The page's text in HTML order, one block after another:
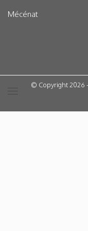
Mécénat
© Copyright 2026